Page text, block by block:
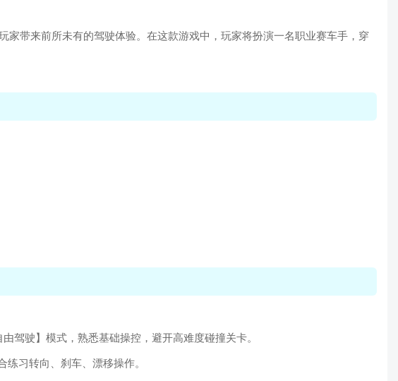
带来前所未有的驾驶体验。在这款游戏中，玩家将扮演一名职业赛车手，穿
驾驶】模式，熟悉基础操控，避开高难度碰撞关卡。
习转向、刹车、漂移操作。